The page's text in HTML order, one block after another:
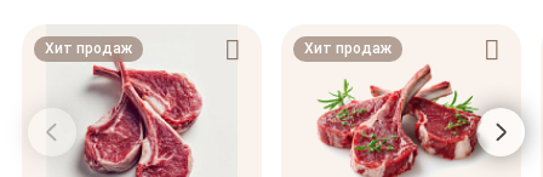
Хит продаж Хит продаж